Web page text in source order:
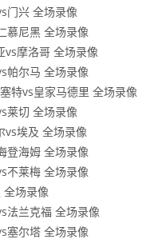
门兴 全场录像
慕尼黑 全场录像
vs摩洛哥 全场录像
帕尔马 全场录像
特vs皇家马德里 全场录像
莱切 全场录像
vs埃及 全场录像
登海姆 全场录像
不莱梅 全场录像
场录像
法兰克福 全场录像
塞尔塔 全场录像